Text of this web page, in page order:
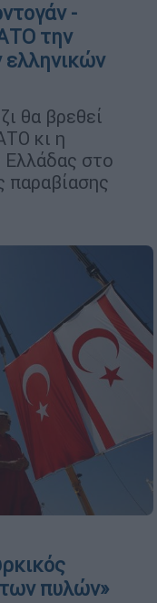
-
την
ελληνικών
θα βρεθεί
κι η
Ελλάδας στο
παραβίασης
πυλών»